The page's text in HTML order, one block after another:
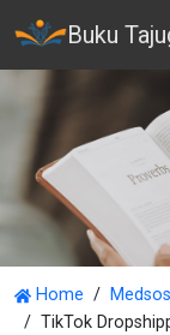
Buku
Home
Medsos
TikTok